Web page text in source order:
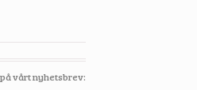
vårt nyhetsbrev: